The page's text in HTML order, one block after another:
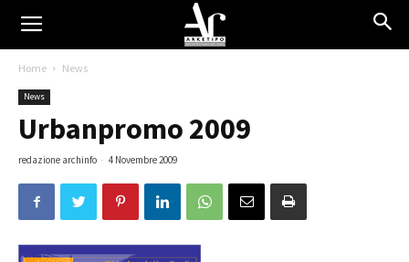
Home News
News
Urbanpromo 2009
redazione archinfo - 4 Novembre 2009